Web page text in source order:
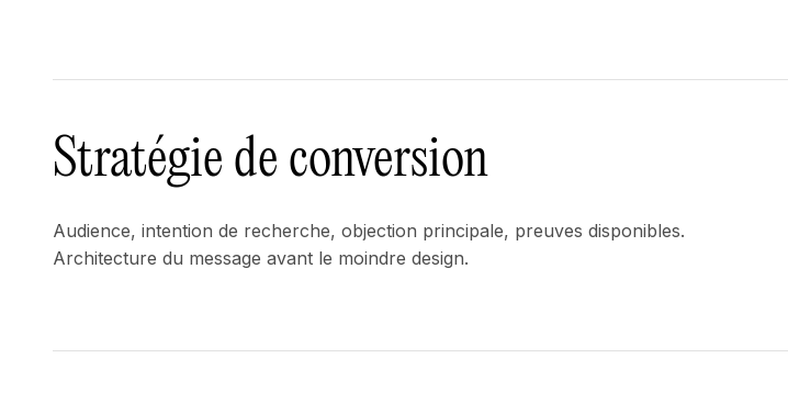
Stratégie de conversion
Audience, intention de recherche, objection principale, preuves disponibles.
Architecture du message avant le moindre design.